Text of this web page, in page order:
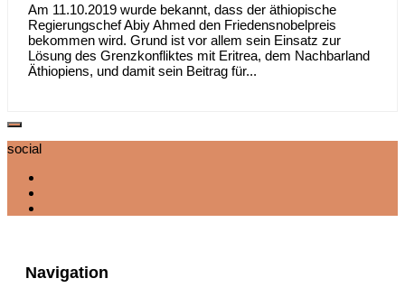
Am 11.10.2019 wurde bekannt, dass der äthiopische
Regierungschef Abiy Ahmed den Friedensnobelpreis
bekommen wird. Grund ist vor allem sein Einsatz zur
Lösung des Grenzkonfliktes mit Eritrea, dem Nachbarland
Äthiopiens, und damit sein Beitrag für...
social
Navigation